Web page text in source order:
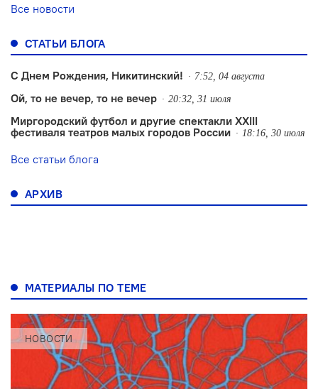
Все новости
СТАТЬИ БЛОГА
С Днем Рождения, Никитинский! 7:52, 04 августа
Ой, то не вечер, то не вечер 20:32, 31 июля
Миргородский футбол и другие спектакли XXIII
фестиваля театров малых городов России
18:16, 30 июля
Все статьи блога
АРХИВ
МАТЕРИАЛЫ ПО ТЕМЕ
НОВОСТИ